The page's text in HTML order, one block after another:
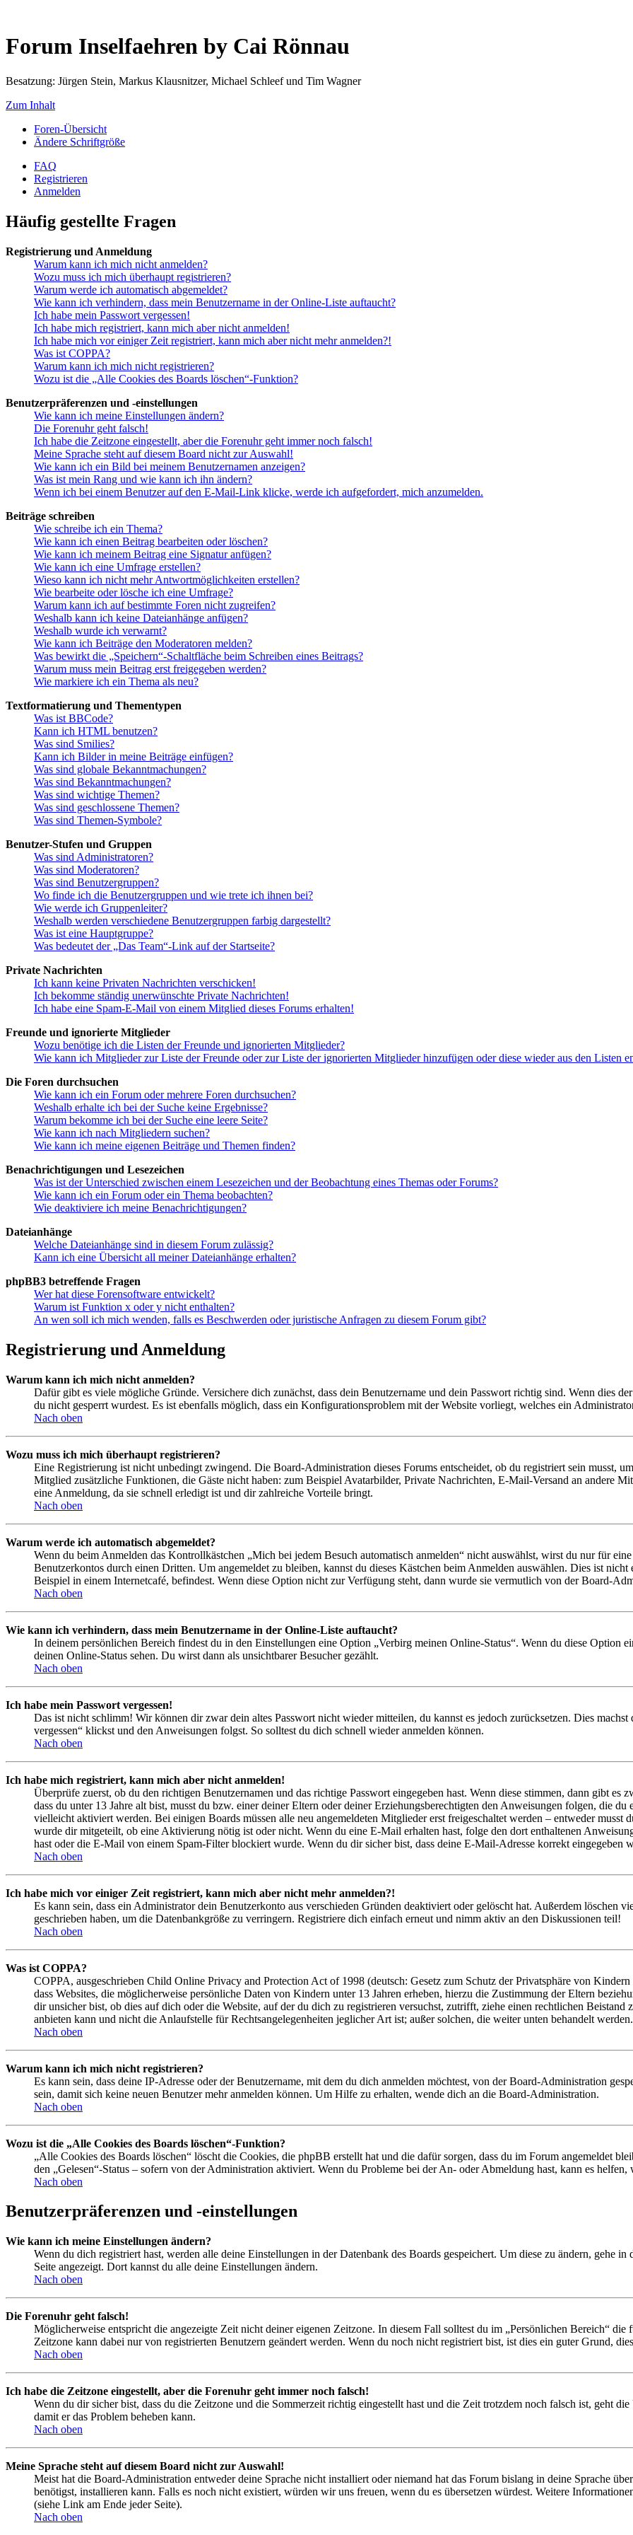
Forum Inselfaehren by Cai Rönnau
Besatzung: Jürgen Stein, Markus Klausnitzer, Michael Schleef und Tim Wagner
Zum Inhalt
Foren-Übersicht
Ändere Schriftgröße
FAQ
Registrieren
Anmelden
Häufig gestellte Fragen
Registrierung und Anmeldung
Warum kann ich mich nicht anmelden?
Wozu muss ich mich überhaupt registrieren?
Warum werde ich automatisch abgemeldet?
Wie kann ich verhindern, dass mein Benutzername in der Online-Liste auftaucht?
Ich habe mein Passwort vergessen!
Ich habe mich registriert, kann mich aber nicht anmelden!
Ich habe mich vor einiger Zeit registriert, kann mich aber nicht mehr anmelden?!
Was ist COPPA?
Warum kann ich mich nicht registrieren?
Wozu ist die „Alle Cookies des Boards löschen“-Funktion?
Benutzerpräferenzen und -einstellungen
Wie kann ich meine Einstellungen ändern?
Die Forenuhr geht falsch!
Ich habe die Zeitzone eingestellt, aber die Forenuhr geht immer noch falsch!
Meine Sprache steht auf diesem Board nicht zur Auswahl!
Wie kann ich ein Bild bei meinem Benutzernamen anzeigen?
Was ist mein Rang und wie kann ich ihn ändern?
Wenn ich bei einem Benutzer auf den E-Mail-Link klicke, werde ich aufgefordert, mich anzumelden.
Beiträge schreiben
Wie schreibe ich ein Thema?
Wie kann ich einen Beitrag bearbeiten oder löschen?
Wie kann ich meinem Beitrag eine Signatur anfügen?
Wie kann ich eine Umfrage erstellen?
Wieso kann ich nicht mehr Antwortmöglichkeiten erstellen?
Wie bearbeite oder lösche ich eine Umfrage?
Warum kann ich auf bestimmte Foren nicht zugreifen?
Weshalb kann ich keine Dateianhänge anfügen?
Weshalb wurde ich verwarnt?
Wie kann ich Beiträge den Moderatoren melden?
Was bewirkt die „Speichern“-Schaltfläche beim Schreiben eines Beitrags?
Warum muss mein Beitrag erst freigegeben werden?
Wie markiere ich ein Thema als neu?
Textformatierung und Thementypen
Was ist BBCode?
Kann ich HTML benutzen?
Was sind Smilies?
Kann ich Bilder in meine Beiträge einfügen?
Was sind globale Bekanntmachungen?
Was sind Bekanntmachungen?
Was sind wichtige Themen?
Was sind geschlossene Themen?
Was sind Themen-Symbole?
Benutzer-Stufen und Gruppen
Was sind Administratoren?
Was sind Moderatoren?
Was sind Benutzergruppen?
Wo finde ich die Benutzergruppen und wie trete ich ihnen bei?
Wie werde ich Gruppenleiter?
Weshalb werden verschiedene Benutzergruppen farbig dargestellt?
Was ist eine Hauptgruppe?
Was bedeutet der „Das Team“-Link auf der Startseite?
Private Nachrichten
Ich kann keine Privaten Nachrichten verschicken!
Ich bekomme ständig unerwünschte Private Nachrichten!
Ich habe eine Spam-E-Mail von einem Mitglied dieses Forums erhalten!
Freunde und ignorierte Mitglieder
Wozu benötige ich die Listen der Freunde und ignorierten Mitglieder?
Wie kann ich Mitglieder zur Liste der Freunde oder zur Liste der ignorierten Mitglieder hinzufügen oder diese wieder aus den Listen
Die Foren durchsuchen
Wie kann ich ein Forum oder mehrere Foren durchsuchen?
Weshalb erhalte ich bei der Suche keine Ergebnisse?
Warum bekomme ich bei der Suche eine leere Seite?
Wie kann ich nach Mitgliedern suchen?
Wie kann ich meine eigenen Beiträge und Themen finden?
Benachrichtigungen und Lesezeichen
Was ist der Unterschied zwischen einem Lesezeichen und der Beobachtung eines Themas oder Forums?
Wie kann ich ein Forum oder ein Thema beobachten?
Wie deaktiviere ich meine Benachrichtigungen?
Dateianhänge
Welche Dateianhänge sind in diesem Forum zulässig?
Kann ich eine Übersicht all meiner Dateianhänge erhalten?
phpBB3 betreffende Fragen
Wer hat diese Forensoftware entwickelt?
Warum ist Funktion x oder y nicht enthalten?
An wen soll ich mich wenden, falls es Beschwerden oder juristische Anfragen zu diesem Forum gibt?
Registrierung und Anmeldung
Warum kann ich mich nicht anmelden?
Dafür gibt es viele mögliche Gründe. Versichere dich zunächst, dass dein Benutzername und dein Passwort richtig sind. Wenn dies
du nicht gesperrt wurdest. Es ist ebenfalls möglich, dass ein Konfigurationsproblem mit der Website vorliegt, welches ein
Nach oben
Wozu muss ich mich überhaupt registrieren?
Eine Registrierung ist nicht unbedingt zwingend. Die Board-Administration dieses Forums entscheidet, ob du registriert sein musst,
Mitglied zusätzliche Funktionen, die Gäste nicht haben: zum Beispiel Avatarbilder, Private Nachrichten, E-Mail-Versand an andere
eine Anmeldung, da sie schnell erledigt ist und dir zahlreiche Vorteile bringt.
Nach oben
Warum werde ich automatisch abgemeldet?
Wenn du beim Anmelden das Kontrollkästchen „Mich bei jedem Besuch automatisch anmelden“ nicht auswählst, wirst du nur für
Benutzerkontos durch einen Dritten. Um angemeldet zu bleiben, kannst du dieses Kästchen beim Anmelden auswählen. Dies ist
Beispiel in einem Internetcafé, befindest. Wenn diese Option nicht zur Verfügung steht, dann wurde sie vermutlich von der Board-
Nach oben
Wie kann ich verhindern, dass mein Benutzername in der Online-Liste auftaucht?
In deinem persönlichen Bereich findest du in den Einstellungen eine Option „Verbirg meinen Online-Status“. Wenn du diese Option
deinen Online-Status sehen. Du wirst dann als unsichtbarer Besucher gezählt.
Nach oben
Ich habe mein Passwort vergessen!
Das ist nicht schlimm! Wir können dir zwar dein altes Passwort nicht wieder mitteilen, du kannst es jedoch zurücksetzen. Dies
vergessen“ klickst und den Anweisungen folgst. So solltest du dich schnell wieder anmelden können.
Nach oben
Ich habe mich registriert, kann mich aber nicht anmelden!
Überprüfe zuerst, ob du den richtigen Benutzernamen und das richtige Passwort eingegeben hast. Wenn diese stimmen, dann gibt es
dass du unter 13 Jahre alt bist, musst du bzw. einer deiner Eltern oder deiner Erziehungsberechtigten den Anweisungen folgen, die
vielleicht aktiviert werden. Bei einigen Boards müssen alle neu angemeldeten Mitglieder erst freigeschaltet werden – entweder musst
wurde dir mitgeteilt, ob eine Aktivierung nötig ist oder nicht. Wenn du eine E-Mail erhalten hast, folge den dort enthaltenen
hast oder die E-Mail von einem Spam-Filter blockiert wurde. Wenn du dir sicher bist, dass deine E-Mail-Adresse korrekt eingegeben
Nach oben
Ich habe mich vor einiger Zeit registriert, kann mich aber nicht mehr anmelden?!
Es kann sein, dass ein Administrator dein Benutzerkonto aus verschieden Gründen deaktiviert oder gelöscht hat. Außerdem löschen
geschrieben haben, um die Datenbankgröße zu verringern. Registriere dich einfach erneut und nimm aktiv an den Diskussionen teil!
Nach oben
Was ist COPPA?
COPPA, ausgeschrieben Child Online Privacy and Protection Act of 1998 (deutsch: Gesetz zum Schutz der Privatsphäre von
dass Websites, die möglicherweise persönliche Daten von Kindern unter 13 Jahren erheben, hierzu die Zustimmung der Eltern
dir unsicher bist, ob dies auf dich oder die Website, auf der du dich zu registrieren versuchst, zutrifft, ziehe einen rechtlichen Beistand
anbieten kann und nicht die Anlaufstelle für Rechtsangelegenheiten jeglicher Art ist; außer solchen, die weiter unten behandelt werden.
Nach oben
Warum kann ich mich nicht registrieren?
Es kann sein, dass deine IP-Adresse oder der Benutzername, mit dem du dich anmelden möchtest, von der Board-Administration
sein, damit sich keine neuen Benutzer mehr anmelden können. Um Hilfe zu erhalten, wende dich an die Board-Administration.
Nach oben
Wozu ist die „Alle Cookies des Boards löschen“-Funktion?
„Alle Cookies des Boards löschen“ löscht die Cookies, die phpBB erstellt hat und die dafür sorgen, dass du im Forum angemeldet
den „Gelesen“-Status – sofern von der Administration aktiviert. Wenn du Probleme bei der An- oder Abmeldung hast, kann es
Nach oben
Benutzerpräferenzen und -einstellungen
Wie kann ich meine Einstellungen ändern?
Wenn du dich registriert hast, werden alle deine Einstellungen in der Datenbank des Boards gespeichert. Um diese zu ändern, gehe
Seite angezeigt. Dort kannst du alle deine Einstellungen ändern.
Nach oben
Die Forenuhr geht falsch!
Möglicherweise entspricht die angezeigte Zeit nicht deiner eigenen Zeitzone. In diesem Fall solltest du im „Persönlichen Bereich“
Zeitzone kann dabei nur von registrierten Benutzern geändert werden. Wenn du noch nicht registriert bist, ist dies ein guter Grund,
Nach oben
Ich habe die Zeitzone eingestellt, aber die Forenuhr geht immer noch falsch!
Wenn du dir sicher bist, dass du die Zeitzone und die Sommerzeit richtig eingestellt hast und die Zeit trotzdem noch falsch ist, geht
damit er das Problem beheben kann.
Nach oben
Meine Sprache steht auf diesem Board nicht zur Auswahl!
Meist hat die Board-Administration entweder deine Sprache nicht installiert oder niemand hat das Forum bislang in deine Sprache
benötigst, installieren kann. Falls es noch nicht existiert, würden wir uns freuen, wenn du es übersetzen würdest. Weitere
(siehe Link am Ende jeder Seite).
Nach oben